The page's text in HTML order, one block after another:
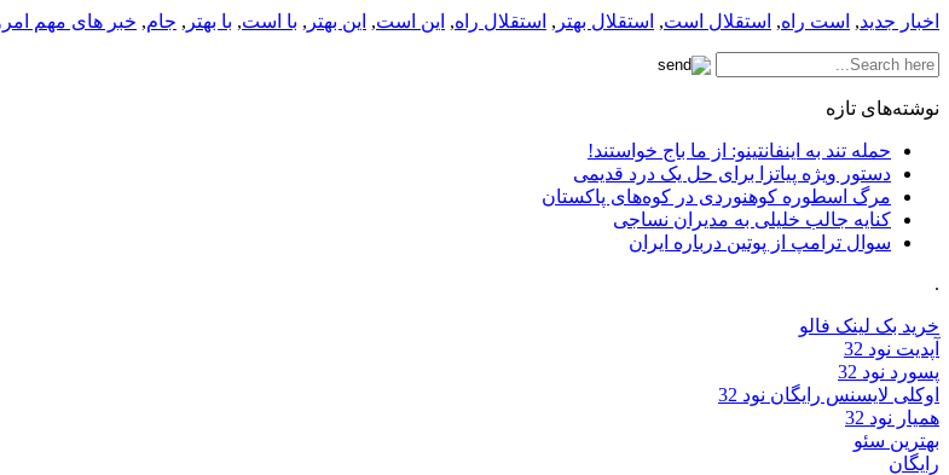
اخبار جدید, است راه, استقلال است, استقلال بهتر , استقلال راه, این است, این بهتر , با است, با بهتر , جام, خبر های مهم
نوشته‌های تازه
حمله تند به اینفانتینو: از ما باج خواستند!
دستور ویژه پیاتزا برای حل یک درد قدیمی
مرگ اسطوره کوهنوردی در کوه‌های پاکستان
کنایه جالب خلیلی به مدیران نساجی
سوال ترامپ از پوتین درباره ایران
.
خرید بک لینک فالو
آپدیت نود 32
پسورد نود 32
اوکلی لایسنس رایگان نود 32
همیار نود 32
بهترین سئو
رایگان